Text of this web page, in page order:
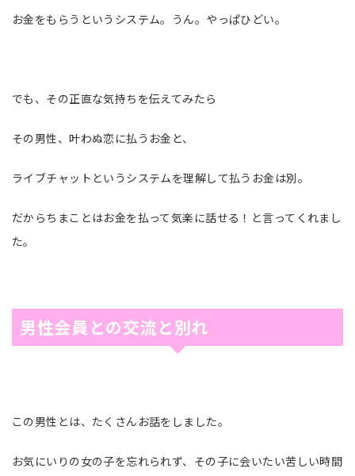
お金をもらうというシステム。うん。やっぱひどい。
でも、その正直な気持ちを伝えてみたら
その男性、叶わぬ恋に払うお金と、
ライブチャットというシステムを理解して払うお金は別。
だからちまことはお金を払って気楽に話せる！と言ってくれまし
た。
男性会員との交流と別れ
この男性とは、たくさんお話をしました。
お気にいりの女の子を忘れられず、その子に会いたい苦しい時間